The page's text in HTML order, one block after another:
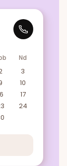
Nd
3
10
17
24